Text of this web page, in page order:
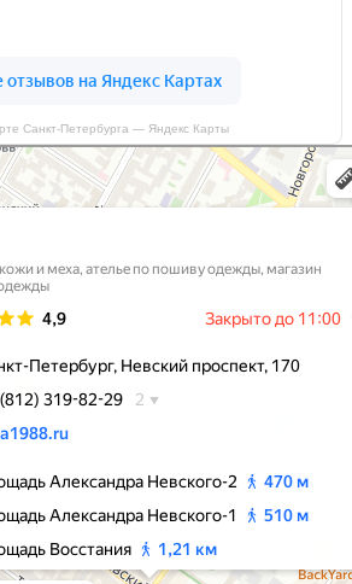
Санкт‑Петербурга — Яндекс Карты